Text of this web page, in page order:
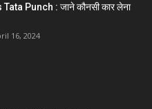
Punch : जाने कौनसी कार लेना
16, 2024